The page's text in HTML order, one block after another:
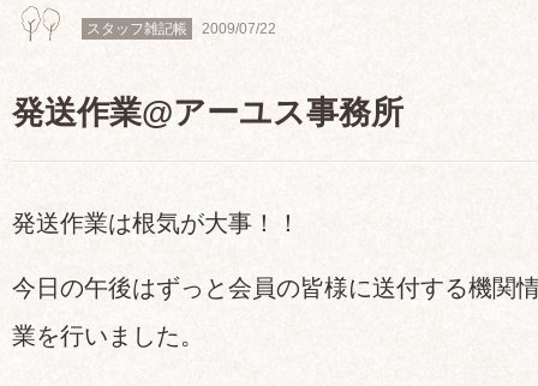
スタッフ雑記帳 2009/07/22
発送作業@アーユス事務所
発送作業は根気が大事！！
今日の午後はずっと会員の皆様に送付する機関
業を行いました。